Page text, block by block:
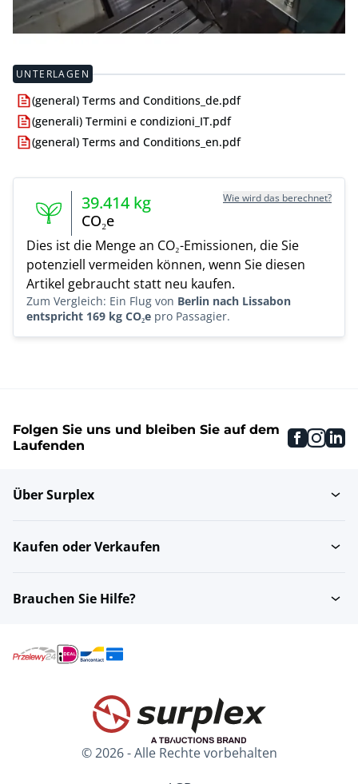
UNTERLAGEN
(general) Terms and Conditions_de.pdf
(generali) Termini e condizioni_IT.pdf
(general) Terms and Conditions_en.pdf
39.414 kg
CO₂e
Wie wird das berechnet?
Dies ist die Menge an CO₂-Emissionen, die Sie
potenziell vermeiden können, wenn Sie diesen
Artikel gebraucht statt neu kaufen.
Zum Vergleich: Ein Flug von Berlin nach Lissabon
entspricht 169 kg CO₂e pro Passagier.
Folgen Sie uns und bleiben Sie auf dem
Laufenden
Über Surplex
Kaufen oder Verkaufen
Brauchen Sie Hilfe?
© 2026 - Alle Rechte vorbehalten